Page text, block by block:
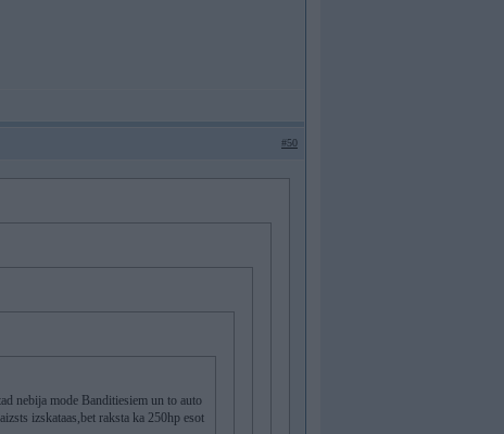
#50
nebija mode Banditiesiem un to auto
izskataas,bet raksta ka 250hp esot